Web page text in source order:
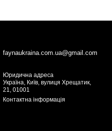
faynaukraina.com.ua@gmail.com
Юридична адреса
Україна, Київ, вулиця Хрещатик,
21, 01001
Контактна інформація